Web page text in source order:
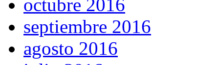
octubre 2016
septiembre 2016
agosto 2016